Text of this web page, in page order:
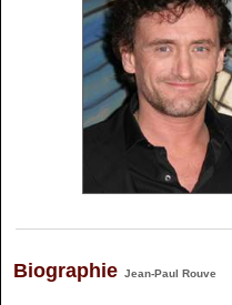
Biographie Jean-Paul Rouve